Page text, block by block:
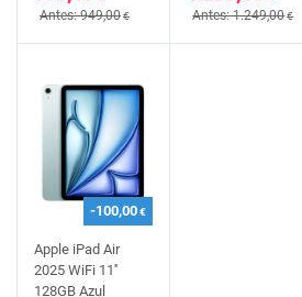
Antes: 949,00€ Antes: 1.249,00€
-100,00€
Apple iPad Air
2025 WiFi 11''
128GB Azul